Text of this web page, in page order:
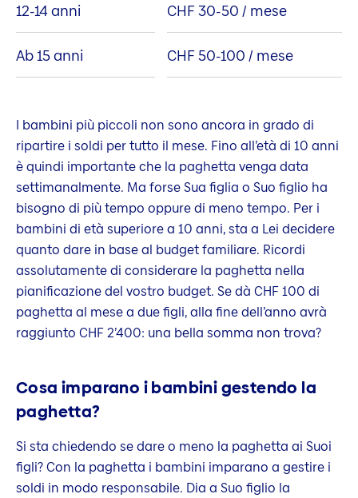
12-14 anni CHF 30-50 / mese
Ab 15 anni CHF 50-100 / mese
I bambini più piccoli non sono ancora in grado di
ripartire i soldi per tutto il mese. Fino all’età di 10 anni
è quindi importante che la paghetta venga data
settimanalmente. Ma forse Sua figlia o Suo figlio ha
bisogno di più tempo oppure di meno tempo. Per i
bambini di età superiore a 10 anni, sta a Lei decidere
quanto dare in base al budget familiare. Ricordi
assolutamente di considerare la paghetta nella
pianificazione del vostro budget. Se dà CHF 100 di
paghetta al mese a due figli, alla fine dell’anno avrà
raggiunto CHF 2’400: una bella somma non trova?
Cosa imparano i bambini gestendo la
paghetta?
Si sta chiedendo se dare o meno la paghetta ai Suoi
figli? Con la paghetta i bambini imparano a gestire i
soldi in modo responsabile. Dia a Suo figlio la